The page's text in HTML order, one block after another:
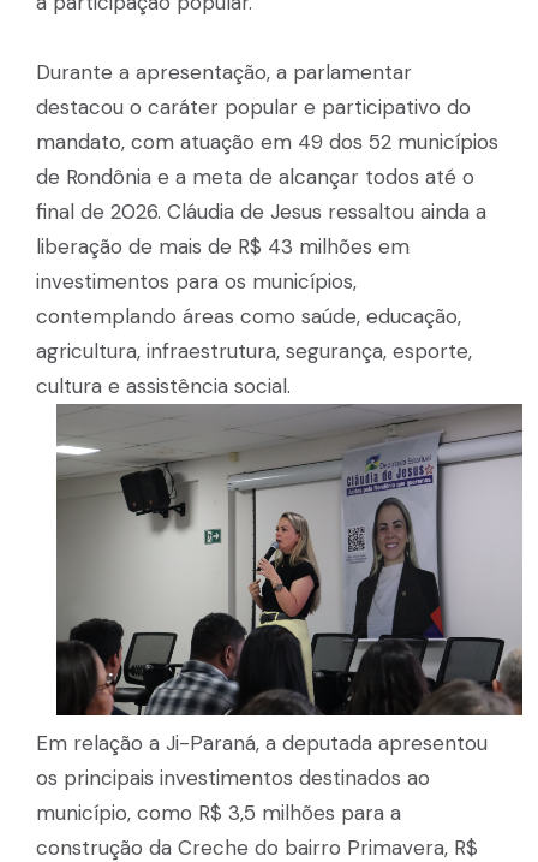
Durante a apresentação, a parlamentar
destacou o caráter popular e participativo do
mandato, com atuação em 49 dos 52 municípios
de Rondônia e a meta de alcançar todos até o
final de 2026. Cláudia de Jesus ressaltou ainda a
liberação de mais de R$ 43 milhões em
investimentos para os municípios,
contemplando áreas como saúde, educação,
agricultura, infraestrutura, segurança, esporte,
cultura e assistência social.
Em relação a Ji-Paraná, a deputada apresentou
os principais investimentos destinados ao
município, como R$ 3,5 milhões para a
construção da Creche do bairro Primavera, R$